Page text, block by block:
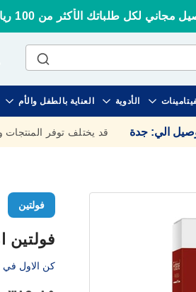
مجاني لكل طلباتك الأكثر من 100 ريال
الأدوية العناية بالطفل والأم
الي: جدة قد يختلف توفر المنتجات
فولتين
فولتين
كن الاول في